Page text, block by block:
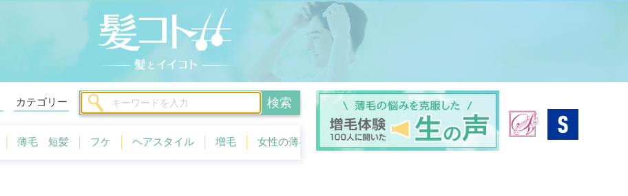
カテゴリー 検索
薄毛 短髪 ヘアスタイル 女性の薄毛 カラーパーマ